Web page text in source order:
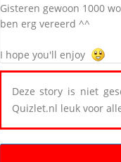
Gisteren gewoon 1000
ben erg vereerd ^^
I hope you'll enjoy
Deze story is niet
Quizlet.nl leuk voor